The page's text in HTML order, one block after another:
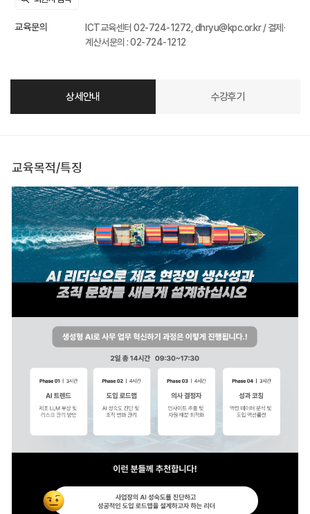
교육문의
ICT교육센터 02-724-1272, dhryu@kpc.or.kr / 결제·
계산서문의 : 02-724-1212
상세안내 수강후기
교육목적/특징